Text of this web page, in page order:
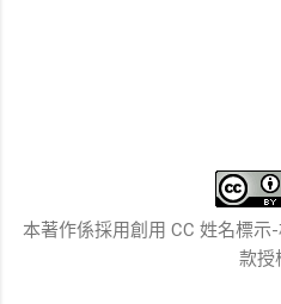
本著作係採用創用 CC 姓名標示
款授